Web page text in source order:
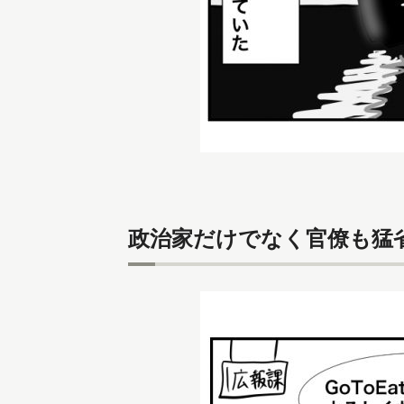
政治家だけでなく官僚も猛